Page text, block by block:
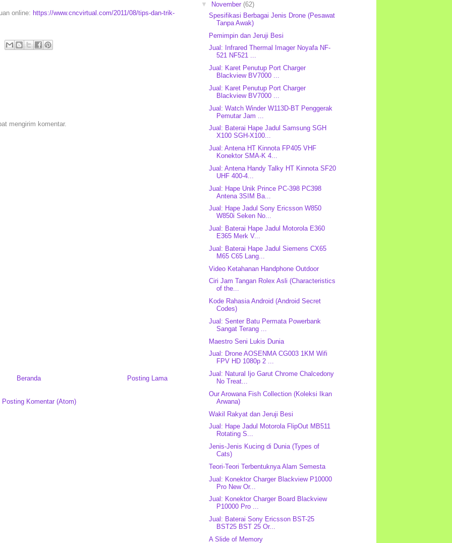
online: https://www.cncvirtual.com/2011/08/tips-dan-trik-
mengirim komentar.
Posting Lama
Beranda
Posting Komentar (Atom)
▼
November (62)
Spesifikasi Berbagai Jenis Drone (Pesawat
Tanpa Awak)
Pemimpin dan Jeruji Besi
Jual: Infrared Thermal Imager Noyafa NF-
521 NF521 ...
Jual: Karet Penutup Port Charger
Blackview BV7000 ...
Jual: Karet Penutup Port Charger
Blackview BV7000 ...
Jual: Watch Winder W113D-BT Penggerak
Pemutar Jam ...
Jual: Baterai Hape Jadul Samsung SGH
X100 SGH-X100...
Jual: Antena HT Kinnota FP405 VHF
Konektor SMA-K 4...
Jual: Antena Handy Talky HT Kinnota SF20
UHF 400-4...
Jual: Hape Unik Prince PC-398 PC398
Antena 3SIM Ba...
Jual: Hape Jadul Sony Ericsson W850
W850i Seken No...
Jual: Baterai Hape Jadul Motorola E360
E365 Merk V...
Jual: Baterai Hape Jadul Siemens CX65
M65 C65 Lang...
Video Ketahanan Handphone Outdoor
Ciri Jam Tangan Rolex Asli (Characteristics
of the...
Kode Rahasia Android (Android Secret
Codes)
Jual: Senter Batu Permata Powerbank
Sangat Terang ...
Maestro Seni Lukis Dunia
Jual: Drone AOSENMA CG003 1KM Wifi
FPV HD 1080p 2 ...
Jual: Natural Ijo Garut Chrome Chalcedony
No Treat...
Our Arowana Fish Collection (Koleksi Ikan
Arwana)
Wakil Rakyat dan Jeruji Besi
Jual: Hape Jadul Motorola FlipOut MB511
Rotating S...
Jenis-Jenis Kucing di Dunia (Types of
Cats)
Teori-Teori Terbentuknya Alam Semesta
Jual: Konektor Charger Blackview P10000
Pro New Or...
Jual: Konektor Charger Board Blackview
P10000 Pro ...
Jual: Baterai Sony Ericsson BST-25
BST25 BST 25 Or...
A Slide of Memory